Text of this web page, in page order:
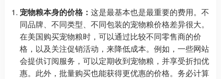
宠物粮本身的价格： 这是最基本也是最重要的费用。不
同品牌、不同类型、不同包装的宠物粮价格差异很大。
在美国购买宠物粮时，可以通过比较不同零售商的价
格，以及关注促销活动，来降低成本。例如，一些网站
会提供订阅服务，可以定期收到宠物粮，并享受折扣优
惠。此外，批量购买也能获得更优惠的价格。务必计算